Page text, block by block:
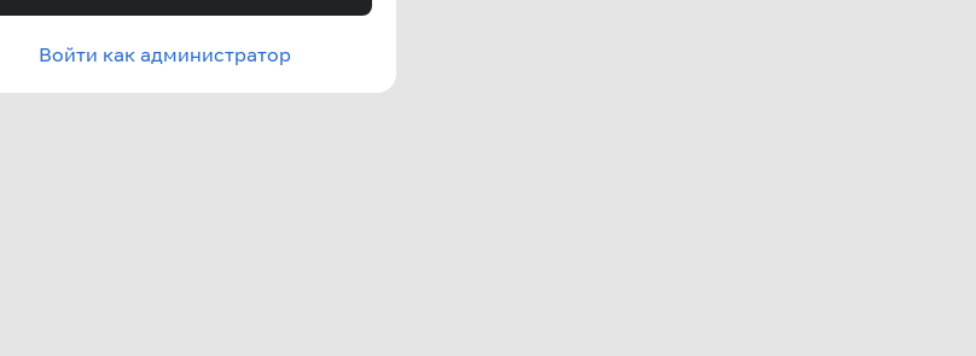
Войти как администратор